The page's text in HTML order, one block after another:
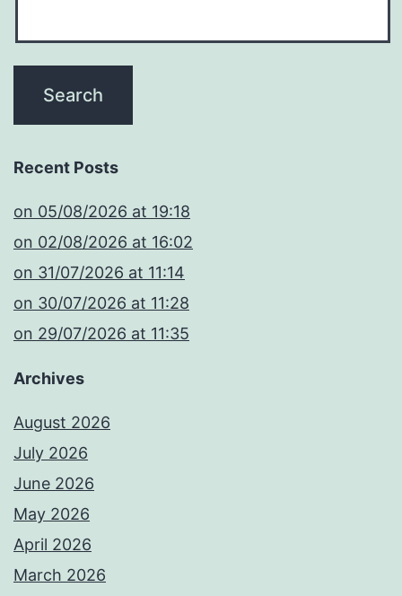
Recent Posts
​on 05/08/2026 at 19:18
​on 02/08/2026 at 16:02
​on 31/07/2026 at 11:14
​on 30/07/2026 at 11:28
​on 29/07/2026 at 11:35
Archives
August 2026
July 2026
June 2026
May 2026
April 2026
March 2026